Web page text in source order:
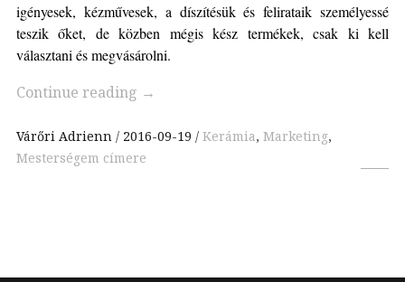
igényesek, kézművesek, a díszítésük és felirataik személyessé
teszik őket, de közben mégis kész termékek, csak ki kell
választani és megvásárolni.
Continue reading →
Várőri Adrienn 2016-09-19 Kerámia, Marketing,
Mesterségem címere